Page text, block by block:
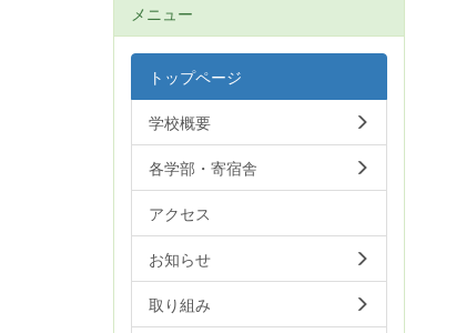
メニュー
トップページ
学校概要
各学部・寄宿舎
アクセス
お知らせ
取り組み